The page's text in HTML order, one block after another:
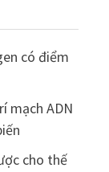
có điểm
mạch ADN
cho thế